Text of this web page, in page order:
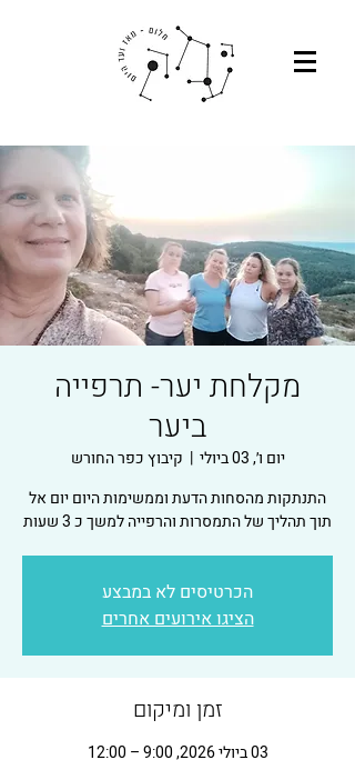
מקלחת יער- תרפייה
ביער
יום ו׳, 03 ביולי
  |
קיבוץ כפר החורש
התנתקות מהסחות הדעת וממשימות היום יום אל
תוך תהליך של התמסרות והרפייה למשך כ 3 שעות
הכרטיסים לא במבצע
הציגו אירועים אחרים
זמן ומיקום
03 ביולי 2026, 9:00 – 12:00